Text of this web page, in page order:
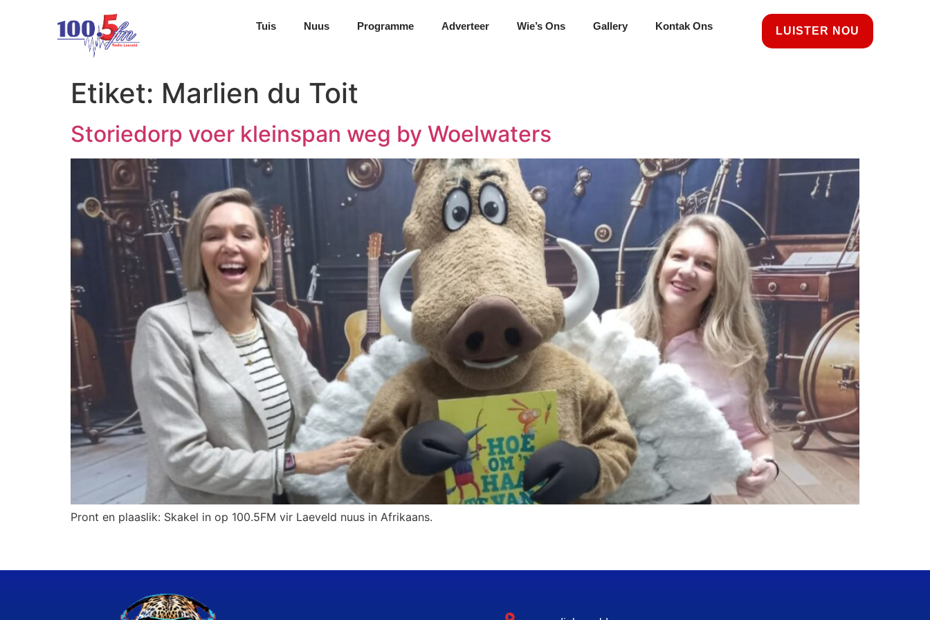
Tuis Nuus Programme Adverteer Wie’s Ons Gallery Kontak Ons LUISTER NOU
Etiket: Marlien du Toit
Storiedorp voer kleinspan weg by Woelwaters
Pront en plaaslik: Skakel in op 100.5FM vir Laeveld nuus in Afrikaans.